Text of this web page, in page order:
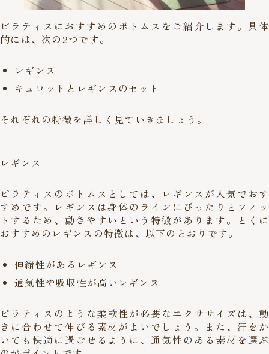
ピラティスにおすすめのボトムスをご紹介します。具体
的には、次の2つです。
レギンス
キュロットとレギンスのセット
それぞれの特徴を詳しく見ていきましょう。
レギンス
ピラティスのボトムスとしては、レギンスが人気でおす
すめです。レギンスは身体のラインにぴったりとフィッ
トするため、動きやすいという特徴があります。とくに
おすすめのレギンスの特徴は、以下のとおりです。
伸縮性があるレギンス
通気性や吸収性が高いレギンス
ピラティスのような柔軟性が必要なエクササイズは、動
きに合わせて伸びる素材がよいでしょう。また、汗をか
いても快適に過ごせるように、通気性のある素材を選ぶ